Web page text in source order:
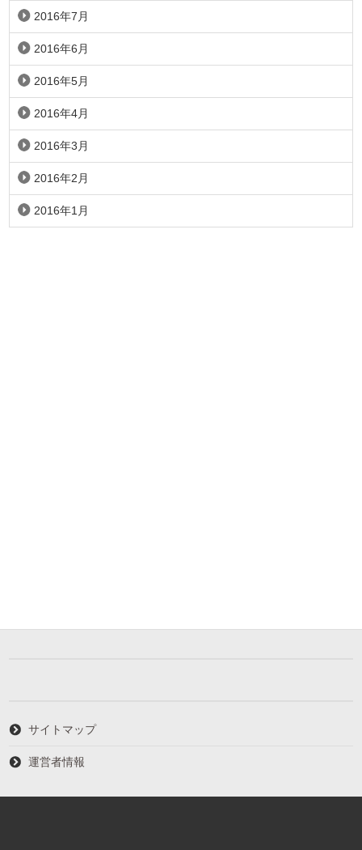
2016年7月
2016年6月
2016年5月
2016年4月
2016年3月
2016年2月
2016年1月
サイトマップ
運営者情報